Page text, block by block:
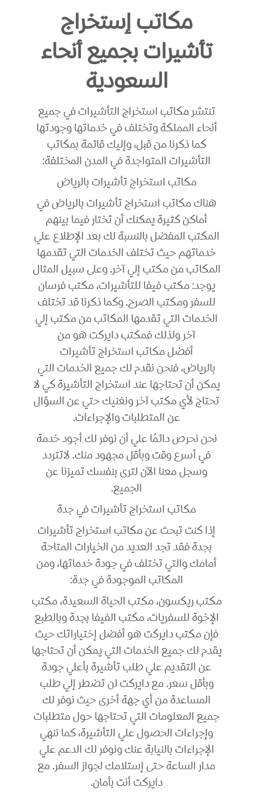
مكاتب إستخراج
تأشيرات بجميع أنحاء
السعودية
تنتشر مكاتب استخراج التأشيرات في جميع
أنحاء المملكة وتختلف في خدماتها وجودتها
كما ذكرنا من قبل، وإليك قائمة بمكاتب
التأشيرات المتواجدة في المدن المختلفة:
مكاتب استخراج تأشيرات بالرياض
هناك مكاتب استخراج تأشيرات بالرياض في
أماكن كثيرة يمكنك أن تختار فيما بينهم
المكتب المفضل بالنسبة لك بعد الإطلاع علي
خدماتهم حيث تختلف الخدمات التي تقدمها
المكاتب من مكتب إلي آخر. وعلى سبيل المثال
يوجد: مكتب فيفا للتأشيرات، مكتب فرسان
للسفر ومكتب الصرح. وكما ذكرنا قد تختلف
الخدمات التي تقدمها المكاتب من مكتب إلي
آخر ولذلك فمكتب دايركت هو من
أفضل مكاتب استخراج تأشيرات
بالرياض، فنحن نقدم لك جميع الخدمات التي
يمكن أن تحتاجها عند استخراج التأشيرة كي لا
تحتاج لأي مكتب آخر ونغنيك حتي عن السؤال
عن المتطلبات والإجراءات.
نحن نحرص دائمًا علي أن نوفر لك أجود خدمة
في أسرع وقت وبأقل مجهود منك. لاتتردد
وسجل معنا الآن لترى بنفسك تميزنا عن
الجميع.
مكاتب استخراج تأشيرات في جدة
إذا كنت تبحث عن مكاتب استخراج تأشيرات
بجدة فقد تجد العديد من الخيارات المتاحة
أمامك والتي تختلف في جودة خدماتها، ومن
المكاتب الموجودة في جدة:
مكتب ريكسون، مكتب الحياة السعيدة، مكتب
الإخوة للسفريات، مكتب الفيفا بجدة وبالطبع
فإن مكتب دايركت هو أفضل إختياراتك حيث
يقدم لك جميع الخدمات التي يمكن أن تحتاجها
عن التقديم علي طلب تأشيرة بأعلي جودة
وبأقل سعر. مع دايركت لن تضطر إلي طلب
المساعدة من أي جهة أخرى حيث نوفر لك
جميع المعلومات التي تحتاجها حول متطلبات
وإجراءات الحصول علي التأشيرة، كما ننهي
الإجراءات بالنيابة عنك ونوفر لك الدعم علي
مدار الساعة حتى إستلامك لجواز السفر. مع
دايركت أنت بأمان.